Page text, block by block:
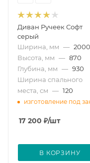
Диван Ручеек Софт
серый
Ширина, мм — 2000
Высота, мм — 870
Глубина, мм — 930
Ширина спального
места, см — 120
изготовление под
17 200 ₽/шт
В КОРЗИНУ